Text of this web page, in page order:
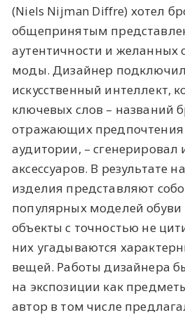
(Niels Nijman Diffre) хотел
общепринятым
аутентичности и желанных
моды. Дизайнер подключил
искусственный интеллект,
ключевых слов – названий
отражающих
аудитории, – сгенерировал
аксессуаров. В результате
изделия представляют
популярных моделей обуви
объекты с точностью не
них угадываются
вещей. Работы дизайнера
на экспозиции как
автор в том числе